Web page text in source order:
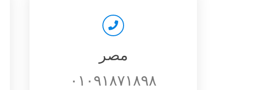
مصر
٠١٠٩١٨٧١٨٩٨